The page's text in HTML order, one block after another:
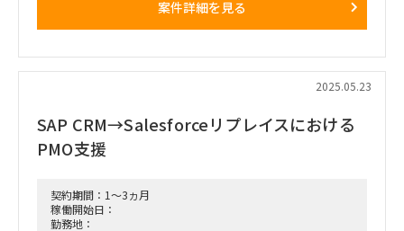
・A社での本件主管部署：事業部側。主な関連部署：業務オペ
②保険商談関連ITシステム群（顧客・商談管理、予約、リモ
③問合せ対応サポートセンター機能
・②③の要件決め・業務フロー・運用マニュアル作成など支援
要請をいただいた形。
コンサル支援を行っていた。それもあり、本件相談いただいた
形。
・商流：A社 ⇔SIer⇒ 元請（A社はSIerの既存取引先）
案件詳細を見る
2025.05.23
SAP CRM→Salesforceリプレイスにおける
PMO支援
契約期間：1～3ヵ月
稼働開始日：
勤務地：